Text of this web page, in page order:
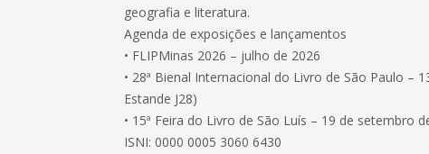
geografia e literatura.
Agenda de exposições e lançamentos
• FLIPMinas 2026 – julho de 2026
• 28ª Bienal Internacional do Livro de São Paulo –
Estande J28)
• 15ª Feira do Livro de São Luís – 19 de setembro
ISNI: 0000 0005 3060 6430